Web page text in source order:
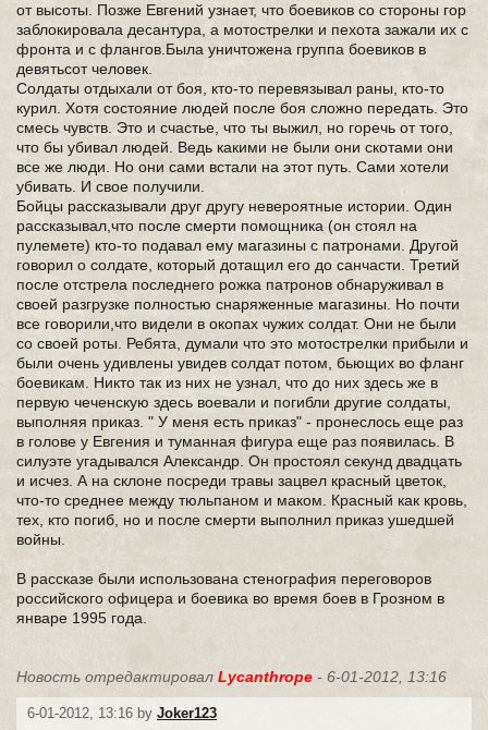
от высоты. Позже Евгений узнает, что боевиков со стороны гор
заблокировала десантура, а мотострелки и пехота зажали их с
фронта и с флангов.Была уничтожена группа боевиков в
девятьсот человек.
Солдаты отдыхали от боя, кто-то перевязывал раны, кто-то
курил. Хотя состояние людей после боя сложно передать. Это
смесь чувств. Это и счастье, что ты выжил, но горечь от того,
что бы убивал людей. Ведь какими не были они скотами они
все же люди. Но они сами встали на этот путь. Сами хотели
убивать. И свое получили.
Бойцы рассказывали друг другу невероятные истории. Один
рассказывал,что после смерти помощника (он стоял на
пулемете) кто-то подавал ему магазины с патронами. Другой
говорил о солдате, который дотащил его до санчасти. Третий
после отстрела последнего рожка патронов обнаруживал в
своей разгрузке полностью снаряженные магазины. Но почти
все говорили,что видели в окопах чужих солдат. Они не были
со своей роты. Ребята, думали что это мотострелки прибыли и
были очень удивлены увидев солдат потом, бьющих во фланг
боевикам. Никто так из них не узнал, что до них здесь же в
первую чеченскую здесь воевали и погибли другие солдаты,
выполняя приказ. " У меня есть приказ" - пронеслось еще раз
в голове у Евгения и туманная фигура еще раз появилась. В
силуэте угадывался Александр. Он простоял секунд двадцать
и исчез. А на склоне посреди травы зацвел красный цветок,
что-то среднее между тюльпаном и маком. Красный как кровь,
тех, кто погиб, но и после смерти выполнил приказ ушедшей
войны.
В рассказе были использована стенография переговоров
российского офицера и боевика во время боев в Грозном в
январе 1995 года.
Новость отредактировал Lycanthrope - 6-01-2012, 13:16
6-01-2012, 13:16 by Joker123